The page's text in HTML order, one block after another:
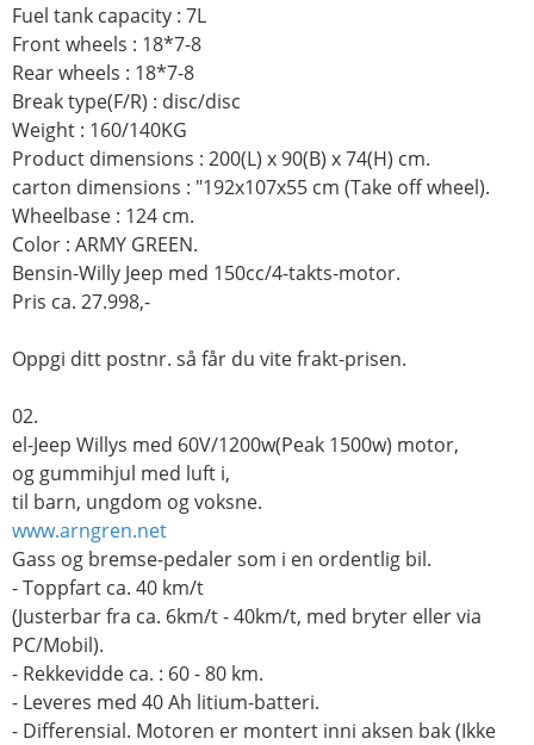
Fuel tank capacity : 7L
Front wheels : 18*7-8
Rear wheels : 18*7-8
Break type(F/R) : disc/disc
Weight : 160/140KG
Product dimensions : 200(L) x 90(B) x 74(H) cm.
carton dimensions : "192x107x55 cm (Take off wheel).
Wheelbase : 124 cm.
Color : ARMY GREEN.
Bensin-Willy Jeep med 150cc/4-takts-motor.
Pris ca. 27.998,-
Oppgi ditt postnr. så får du vite frakt-prisen.
02.
el-Jeep Willys med 60V/1200w(Peak 1500w) motor,
og gummihjul med luft i,
til barn, ungdom og voksne.
www.arngren.net
Gass og bremse-pedaler som i en ordentlig bil.
- Toppfart ca. 40 km/t
(Justerbar fra ca. 6km/t - 40km/t, med bryter eller via
PC/Mobil).
- Rekkevidde ca. : 60 - 80 km.
- Leveres med 40 Ah litium-batteri.
- Differensial. Motoren er montert inni aksen bak (Ikke